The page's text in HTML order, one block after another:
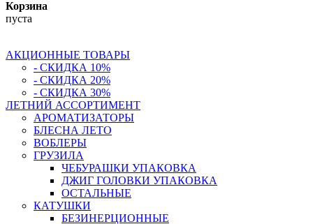
Корзина
пуста
АКЦИОННЫЕ ТОВАРЫ
- СКИДКА 10%
- СКИДКА 20%
- СКИДКА 30%
ЛЕТНИЙ АССОРТИМЕНТ
АРОМАТИЗАТОРЫ
БЛЕСНА ЛЕТО
ВОБЛЕРЫ
ГРУЗИЛА
ЧЕБУРАШКИ УПАКОВКА
ДЖИГ ГОЛОВКИ УПАКОВКА
ОСТАЛЬНЫЕ
КАТУШКИ
БЕЗИНЕРЦИОННЫЕ